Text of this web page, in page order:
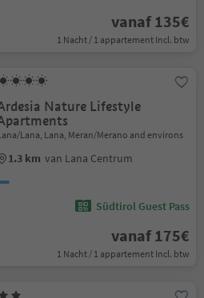
vanaf 135€
1 Nacht / 1 appartement Incl. btw
Nature Lifestyle
Lana, Lana, Meran/Merano and environs
1.3 km van Lana Centrum
Südtirol Guest Pass
vanaf 175€
1 Nacht / 1 appartement Incl. btw